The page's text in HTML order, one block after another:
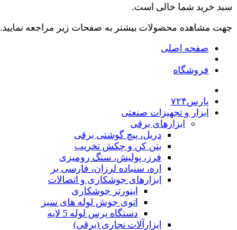
سبد خرید شما خالی است.
جهت مشاهده محصولات بیشتر به صفحات زیر مراجعه نمایید.
صفحه اصلی
فروشگاه
پارس۷۲۴
ابزار و تجهیزات صنعتی
ابزارهای برقی
دریل، پیچ گوشتی برقی
بتن کن و چکش تخریب
فرز، پولیش، سنگ رومیزی
اره، سنباده لرزان، فارسی بر
ابزارهای جوشکاری و اتصالات
اینورتر جوشکاری
اتوی جوش لوله های سبز
دستگاه پرس لوله 5 لایه
ابزارآلات نجاری (برقی)